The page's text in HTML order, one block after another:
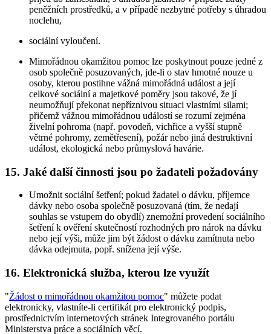
peněžních prostředků, a v případě nezbytné potřeby s úhradou
noclehu,
sociální vyloučení.
Mimořádnou okamžitou pomoc lze poskytnout pouze jedné z
osob společně posuzovaných, jde-li o stav hmotné nouze u
osoby, kterou postihne vážná mimořádná událost a její
celkové sociální a majetkové poměry jsou takové, že jí
neumožňují překonat nepříznivou situaci vlastními silami;
přičemž vážnou mimořádnou událostí se rozumí zejména
živelní pohroma (např. povodeň, vichřice a vyšší stupně
větrné pohromy, zemětřesení), požár nebo jiná destruktivní
událost, ekologická nebo průmyslová havárie.
15. Jaké další činnosti jsou po žadateli požadovány
Umožnit sociální šetření; pokud žadatel o dávku, příjemce
dávky nebo osoba společně posuzovaná (tím, že nedají
souhlas se vstupem do obydlí) znemožní provedení sociálního
šetření k ověření skutečností rozhodných pro nárok na dávku
nebo její výši, může jim být žádost o dávku zamítnuta nebo
dávka odejmuta, popř. snížena její výše.
16. Elektronická služba, kterou lze využít
"Žádost o mimořádnou okamžitou pomoc" můžete podat
elektronicky, vlastníte-li certifikát pro elektronický podpis,
prostřednictvím internetových stránek Integrovaného portálu
Ministerstva práce a sociálních věcí.